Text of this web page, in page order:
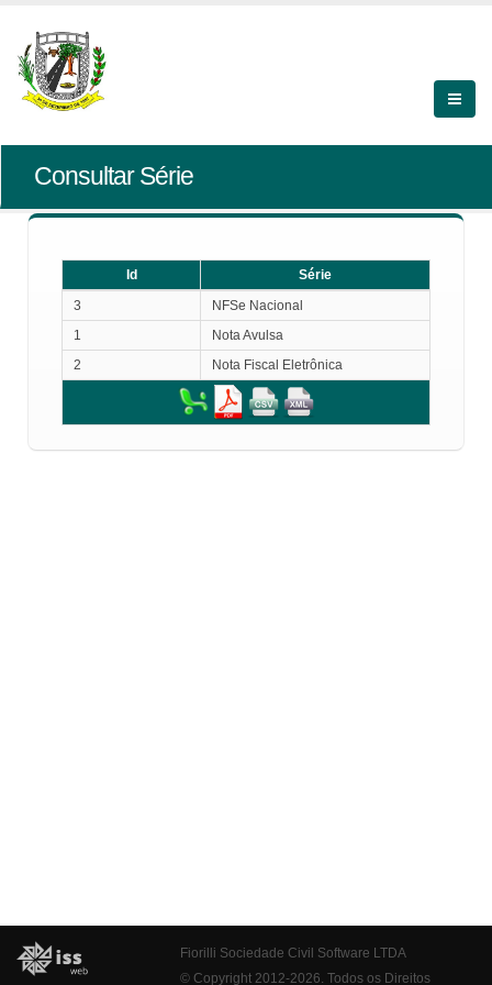
Consultar Série
Id
Série
Série
3
NFSe Nacional
1
Nota Avulsa
2
Nota Fiscal Eletrônica
Fiorilli Sociedade Civil Software LTDA
© Copyright 2012-2026. Todos os Direitos